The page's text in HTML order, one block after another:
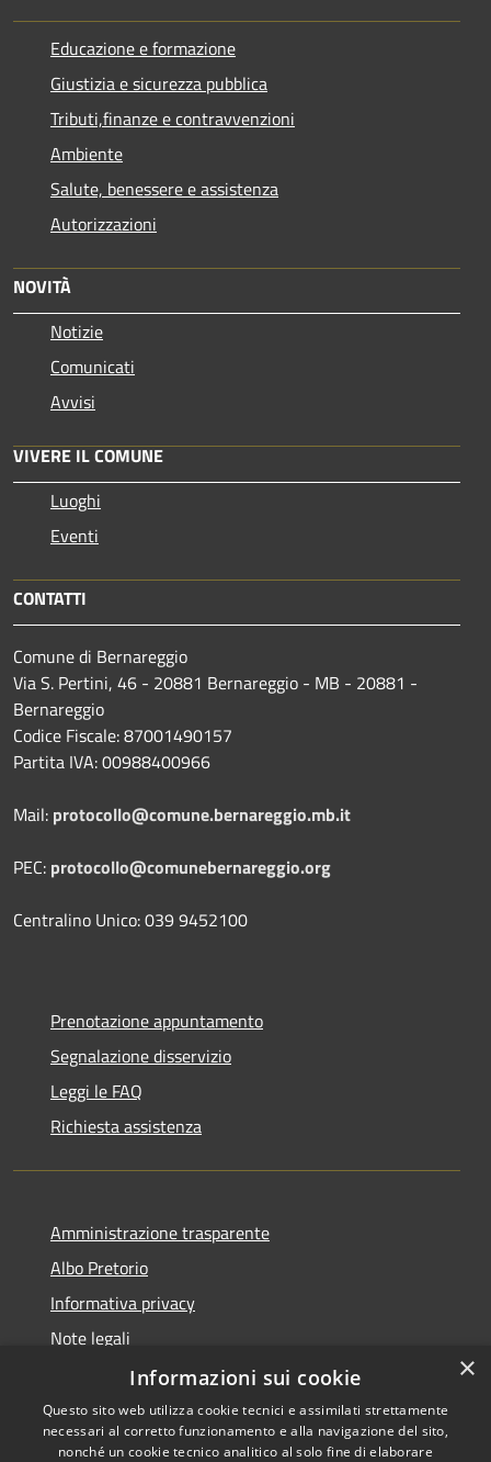
Educazione e formazione
Giustizia e sicurezza pubblica
Tributi,finanze e contravvenzioni
Ambiente
Salute, benessere e assistenza
Autorizzazioni
NOVITÀ
Notizie
Comunicati
Avvisi
VIVERE IL COMUNE
Luoghi
Eventi
CONTATTI
Comune di Bernareggio
Via S. Pertini, 46 - 20881 Bernareggio - MB - 20881 -
Bernareggio
Codice Fiscale: 87001490157
Partita IVA: 00988400966
Mail: protocollo@comune.bernareggio.mb.it
PEC: protocollo@comunebernareggio.org
Centralino Unico: 039 9452100
Prenotazione appuntamento
Segnalazione disservizio
Leggi le FAQ
Richiesta assistenza
Amministrazione trasparente
Albo Pretorio
Informativa privacy
Note legali
Dichiarazione di accessibilità
×
Informazioni sui cookie
Questo sito web utilizza cookie tecnici e assimilati strettamente
necessari al corretto funzionamento e alla navigazione del sito,
nonché un cookie tecnico analitico al solo fine di elaborare